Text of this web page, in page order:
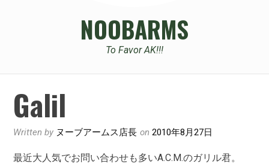
NOOBARMS
To Favor AK!!!
Galil
Written by ヌーブアームス店長 on2010年8月27日
最近大人気でお問い合わせも多いA.C.M.のガリル君。